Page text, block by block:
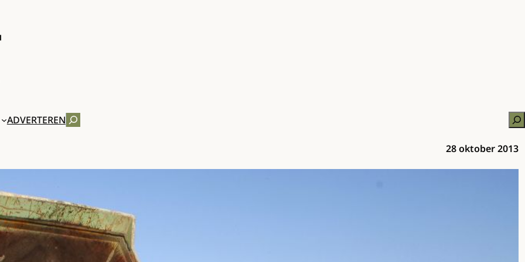
ADVERTERENZOEKEN
28 oktober 2013